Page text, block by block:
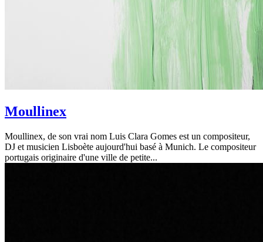
Moullinex
Moullinex, de son vrai nom Luis Clara Gomes est un compositeur,
DJ et musicien Lisboète aujourd'hui basé à Munich. Le compositeur
portugais originaire d'une ville de petite...